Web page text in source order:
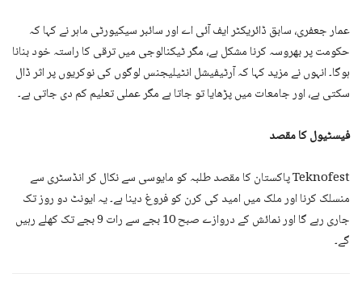
عمار جعفری، سابق ڈائریکٹر ایف آئی اے اور سائبر سیکیورٹی ماہر نے کہا کہ
حکومت پر بھروسہ کرنا مشکل ہے، مگر ٹیکنالوجی میں ترقی کا راستہ خود بنانا
ہوگا۔ انہوں نے مزید کہا کہ آرٹیفیشل انٹیلیجنس لوگوں کی نوکریوں پر اثر ڈال
سکتی ہے، اور جامعات میں پڑھایا تو جاتا ہے مگر عملی تعلیم کم دی جاتی ہے۔
فیسٹیول کا مقصد
Teknofest پاکستان کا مقصد طلبہ کو مایوسی سے نکال کر انڈسٹری سے
منسلک کرنا اور ملک میں امید کی کرن کو فروغ دینا ہے۔ یہ ایونٹ دو روز تک
جاری رہے گا اور نمائش کے دروازے صبح 10 بجے سے رات 9 بجے تک کھلے رہیں
گے۔